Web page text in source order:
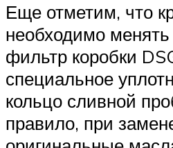
Еще отметим, что
необходимо
фильтр коробки
специальное
кольцо сливной
правило, при